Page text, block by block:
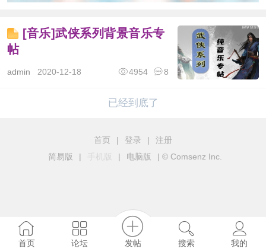
[音乐]武侠系列背景音乐专
帖
admin 2020-12-18 8
4954
已经到底了
首页 | 登录 |
注册
简易版
| 手机版 | 电脑版 | © Comsenz Inc.
首页 论坛 发帖 搜索 我的